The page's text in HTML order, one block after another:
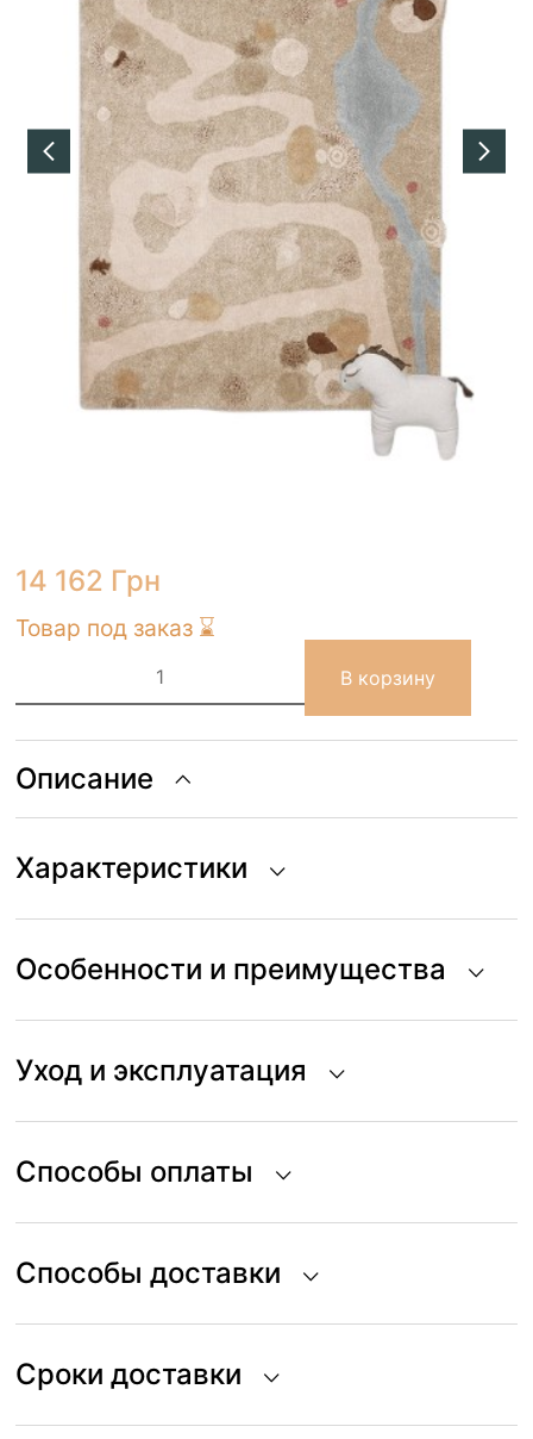
14 162 Грн
Товар под заказ ⌛
Lorena
PATH
OF
В корзину
Описание
Характеристики
Особенности и преимущества
Уход и эксплуатация
Способы оплаты
Способы доставки
Сроки доставки